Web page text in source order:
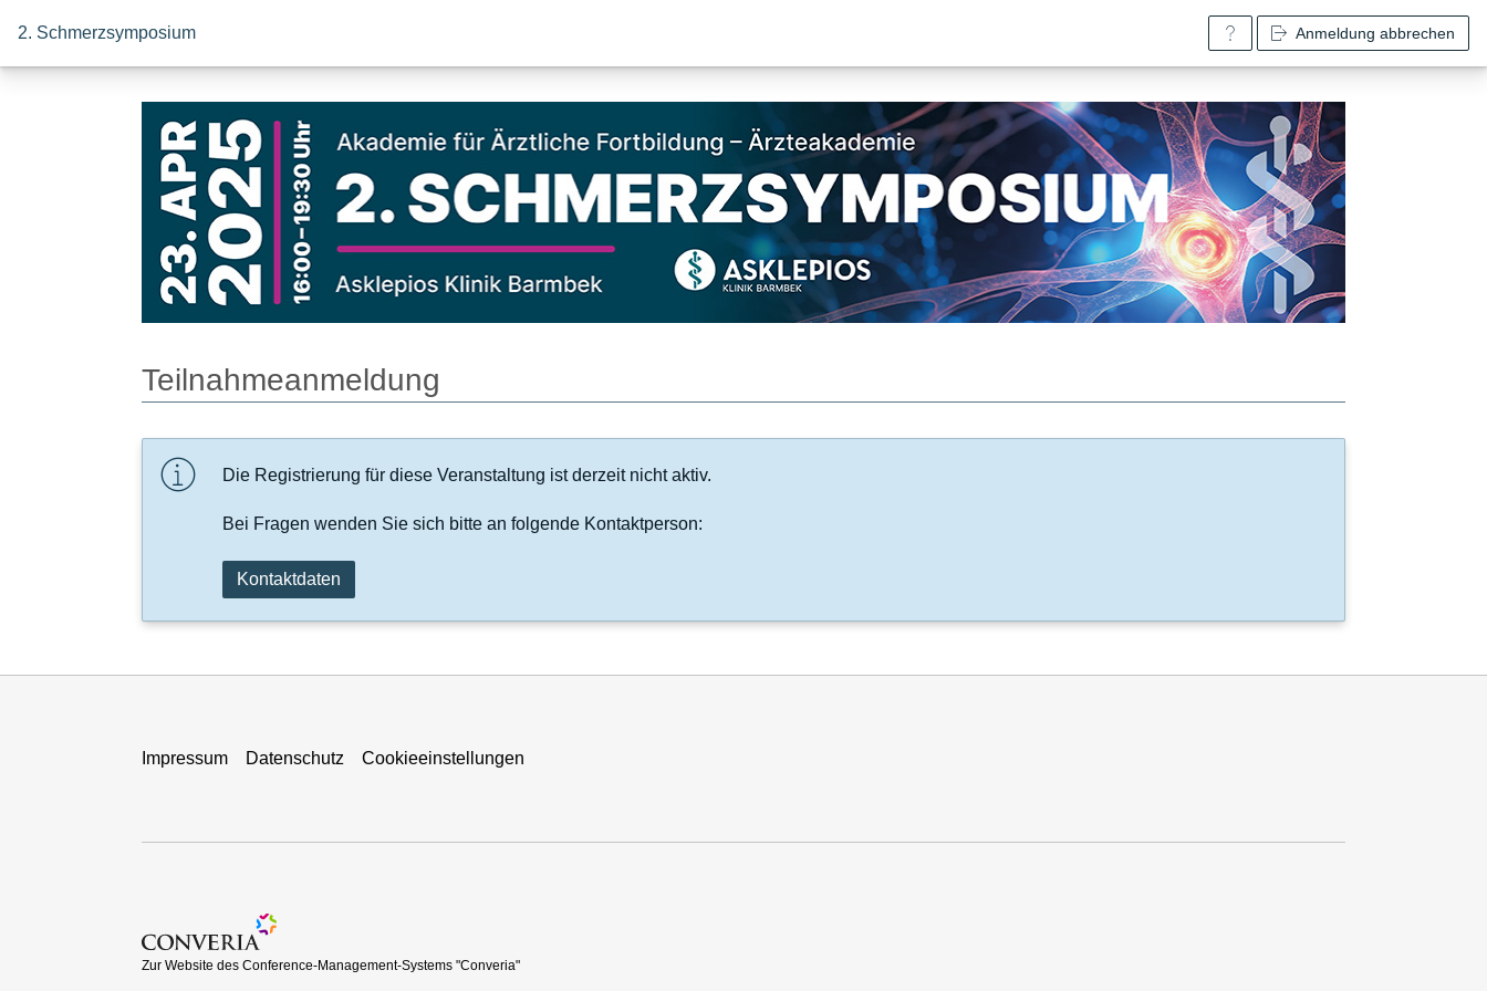
2. Schmerzsymposium Anmeldung abbrechen
Teilnahmeanmeldung
Die Registrierung für diese Veranstaltung ist derzeit nicht aktiv.
Bei Fragen wenden Sie sich bitte an folgende Kontaktperson:
Kontaktdaten
Impressum Datenschutz Cookieeinstellungen
Zur Website des Conference-Management-Systems "Converia"
Zur Website des Conference-Management-Systems "Converia"